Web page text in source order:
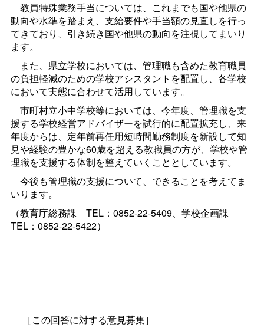
教員特殊業務手当については、これまでも国や他県の
動向や水準を踏まえ、支給要件や手当額の見直しを行っ
てきており、引き続き国や他県の動向を注視してまいり
ます。
また、県立学校においては、管理職も含めた教育職員
の負担軽減のための学校アシスタントを配置し、各学校
において実態に合わせて活用しています。
市町村立小中学校等においては、今年度、管理職を支
援する学校経営アドバイザーを試行的に配置拡充し、来
年度からは、定年前再任用短時間勤務制度を新設して知
見や経験の豊かな60歳を超える教職員の方が、学校や管
理職を支援する体制を整えていくこととしています。
今後も管理職の支援について、できることを考えてま
いります。
（教育庁総務課 TEL：0852-22-5409、学校企画課
TEL：0852-22-5422）
［この回答に対する意見募集］